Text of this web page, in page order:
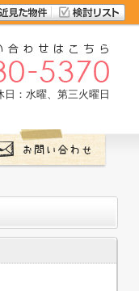
日：水曜、第三火曜日